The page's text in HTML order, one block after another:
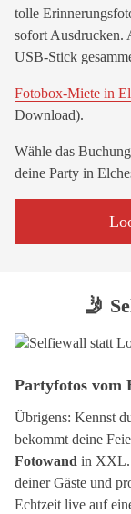
tolle
sofort Ausdrucken.
USB-Stick
Fotobox-Miete in
Download).
Wähle das
deine Party in
🤳
Partyfotos vom
Übrigens: Kennst
bekommt deine
Fotowand in XXL.
deiner Gäste und
Echtzeit live auf